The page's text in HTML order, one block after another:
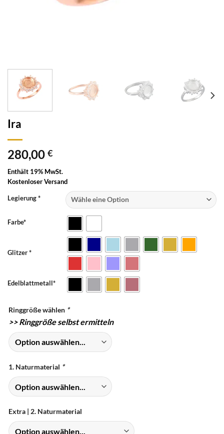
Ira
280,00 €
Enthält 19% MwSt.
Kostenloser Versand
Legierung *
Farbe*
Glitzer *
Edelblattmetall*
Ringgröße wählen *
>>Ringgröße selbst ermitteln
1. Naturmaterial *
Extra | 2. Naturmaterial